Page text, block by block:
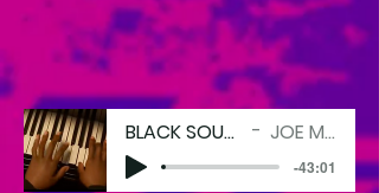
BLACK SOUNDS MATTER JOE MORGANO
-43:01